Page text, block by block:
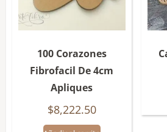
100 Corazones
Fibrofacil De 4cm
Apliques
$8,222.50